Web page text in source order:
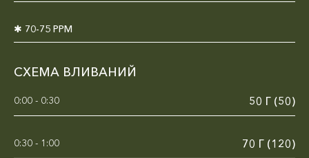
✱ 70-75 PPM
СХЕМА ВЛИВАНИЙ
0:00 - 0:30 50 Г (50)
0:30 - 1:00 70 Г (120)